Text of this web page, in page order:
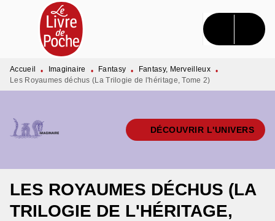
MENU RECHERCHE CONTENU
PIED DE PAGE
Accueil • Imaginaire • Fantasy • Fantasy, Merveilleux •
Les Royaumes déchus (La Trilogie de l'héritage, Tome 2)
DÉCOUVRIR L'UNIVERS
LES ROYAUMES DÉCHUS (LA
TRILOGIE DE L'HÉRITAGE,